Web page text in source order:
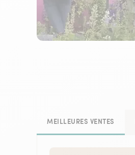
MEILLEURES VENTES